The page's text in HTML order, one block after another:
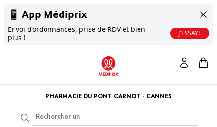
📱 App Médiprix
Envoi d'ordonnances, prise de RDV et bien
plus !
J'ESSAYE
PHARMACIE DU PONT CARNOT - CANNES